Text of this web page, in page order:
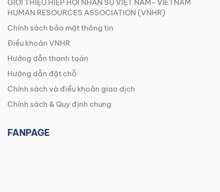
GIỚI THIỆU HIỆP HỘI NHÂN SỰ VIỆT NAM- VIETNAM
HUMAN RESOURCES ASSOCIATION (VNHR)
Chính sách bảo mật thông tin
Điều khoản VNHR
Hướng dẫn thanh toán
Hướng dẫn đặt chỗ
Chính sách và điều khoản giao dịch
Chính sách & Quy định chung
FANPAGE